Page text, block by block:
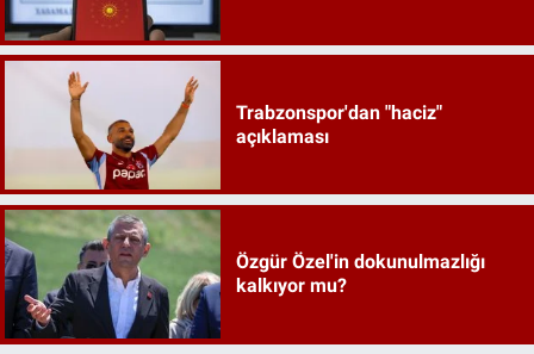
Trabzonspor'dan "haciz"
açıklaması
Özgür Özel'in dokunulmazlığı
kalkıyor mu?